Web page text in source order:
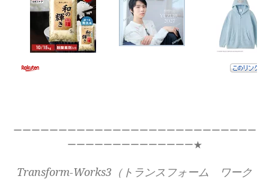
ーーーーーーーーーーーーーーーーーーーーーーーーーーー
ーーーーーーーーーーーーーー★
Transform-Works3（トランスフォーム ワーク